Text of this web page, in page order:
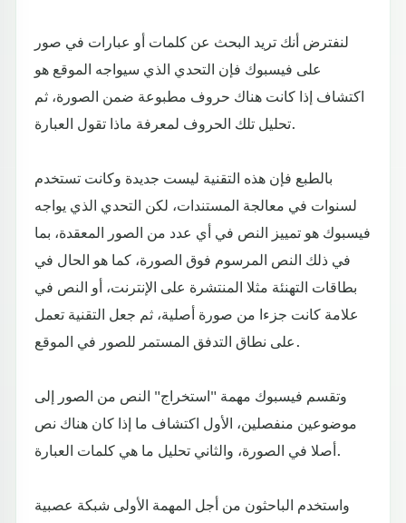
لنفترض أنك تريد البحث عن كلمات أو عبارات في صور
على فيسبوك فإن التحدي الذي سيواجه الموقع هو
اكتشاف إذا كانت هناك حروف مطبوعة ضمن الصورة، ثم
تحليل تلك الحروف لمعرفة ماذا تقول العبارة.
بالطبع فإن هذه التقنية ليست جديدة وكانت تستخدم
لسنوات في معالجة المستندات، لكن التحدي الذي يواجه
فيسبوك هو تمييز النص في أي عدد من الصور المعقدة، بما
في ذلك النص المرسوم فوق الصورة، كما هو الحال في
بطاقات التهنئة مثلا المنتشرة على الإنترنت، أو النص في
علامة كانت جزءا من صورة أصلية، ثم جعل التقنية تعمل
على نطاق التدفق المستمر للصور في الموقع.
وتقسم فيسبوك مهمة "استخراج" النص من الصور إلى
موضوعين منفصلين، الأول اكتشاف ما إذا كان هناك نص
أصلا في الصورة، والثاني تحليل ما هي كلمات العبارة.
واستخدم الباحثون من أجل المهمة الأولى شبكة عصبية